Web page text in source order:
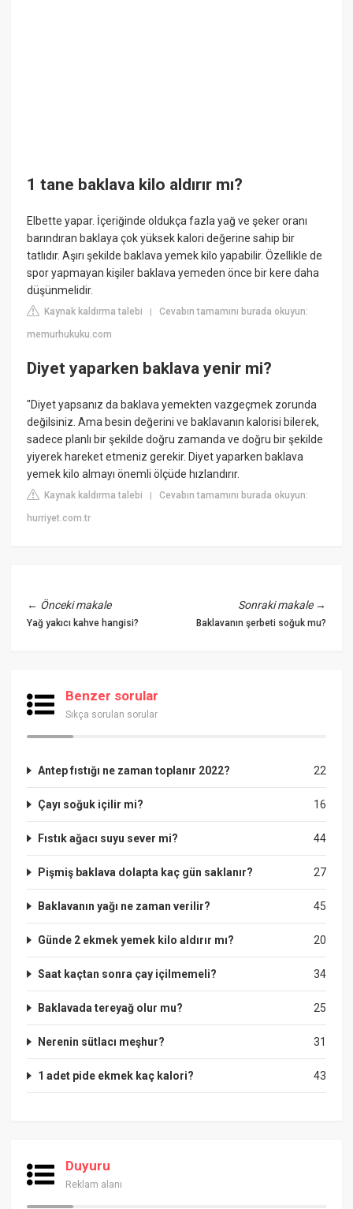
1 tane baklava kilo aldırır mı?
Elbette yapar. İçeriğinde oldukça fazla yağ ve şeker oranı
barındıran baklaya çok yüksek kalori değerine sahip bir
tatlıdır. Aşırı şekilde baklava yemek kilo yapabilir. Özellikle de
spor yapmayan kişiler baklava yemeden önce bir kere daha
düşünmelidir.
Kaynak kaldırma talebi |Cevabın tamamını burada okuyun:
memurhukuku.com
Diyet yaparken baklava yenir mi?
"Diyet yapsanız da baklava yemekten vazgeçmek zorunda
değilsiniz. Ama besin değerini ve baklavanın kalorisi bilerek,
sadece planlı bir şekilde doğru zamanda ve doğru bir şekilde
yiyerek hareket etmeniz gerekir. Diyet yaparken baklava
yemek kilo almayı önemli ölçüde hızlandırır.
Kaynak kaldırma talebi |Cevabın tamamını burada okuyun:
hurriyet.com.tr
← Önceki makale
Yağ yakıcı kahve hangisi?
Sonraki makale→
Baklavanın şerbeti soğuk mu?
Benzer sorular
Sıkça sorulan sorular
22
Antep fıstığı ne zaman toplanır 2022?
16
Çayı soğuk içilir mi?
44
Fıstık ağacı suyu sever mi?
27
Pişmiş baklava dolapta kaç gün saklanır?
45
Baklavanın yağı ne zaman verilir?
20
Günde 2 ekmek yemek kilo aldırır mı?
34
Saat kaçtan sonra çay içilmemeli?
25
Baklavada tereyağ olur mu?
31
Nerenin sütlacı meşhur?
43
1 adet pide ekmek kaç kalori?
Duyuru
Reklam alanı